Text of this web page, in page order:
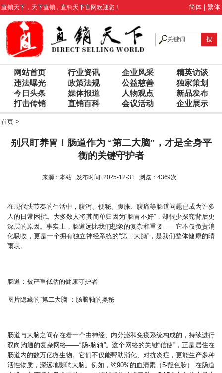
直销天下 ， 天下直销 ， 直销天下官网欢迎您！ 简体 繁体
网站首页 行业资讯 企业风采
精英访谈
违法曝光
政策法规 公益慈善
独家策划
今日头条
媒体报道 人物观点
新品发布
打击传销
直销百科 会议活动 企业展示
首页 >
别只盯养胃！肠道作为 “第二大脑”，才是全身平
衡的关键守护者
来源：本站 发布时间: 2025-12-31 浏览：4369次
在现代快节奏的生活中，腹泻、便秘、腹胀、腹痛等肠道问题已成为许多
人的日常困扰。大多数人将其简单归因为“肠胃不好”，却很少探究背后更
深层的原因。事实上，肠道远比我们想象的复杂和重要——它不仅负责消
化吸收，更是一个拥有独立神经系统的“第二大脑”，是我们整体健康的晴
雨表。
肠道：被严重低估的健康守护者
图片隐藏的“第二大脑”：肠脑轴的奥秘
肠道与大脑之间存在着一个由神经、内分泌和免疫系统构成的，持续进行
双向沟通的复杂网络——“肠-脑轴”。这个网络的关键“信使”，正是居住在
肠道内的数万亿微生物。它们不仅能帮助消化、对抗炎症，更能生产多种
活性物质，深远地影响大脑。例如，约90%的血清素（5-羟色胺） 在肠道